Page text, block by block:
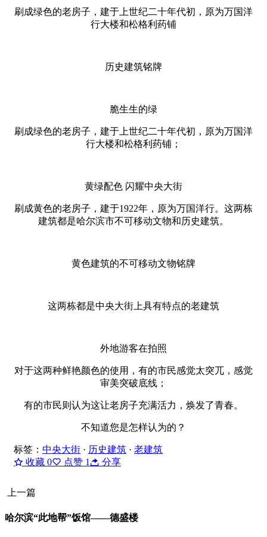
刷成绿色的老房子，建于上世纪二十年代初，原为万国洋
行大楼和松格利药铺
历史建筑铭牌
脆生生的绿
刷成绿色的老房子，建于上世纪二十年代初，原为万国洋
行大楼和松格利药铺；
黄绿配色 闪耀中央大街
刷成黄色的老房子，建于1922年，原为万国洋行。这两栋
建筑都是哈尔滨市不可移动文物和历史建筑。
黄色建筑的不可移动文物铭牌
这两栋都是中央大街上具有特点的老建筑
外地游客在拍照
对于这两种鲜艳颜色的使用，有的市民感觉太突兀，感觉
审美突破底线；
有的市民则认为这让老房子充满活力，焕发了青春。
不知道您是怎样认为的？
标签： 中央大街 · 历史建筑 · 老建筑
收藏 0 点赞 1 分享
上一篇
哈尔滨“此地帮”饭馆——德盛楼